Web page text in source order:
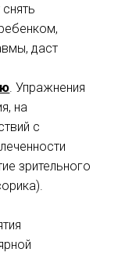
даст
. Упражнения
на
с
зрительного